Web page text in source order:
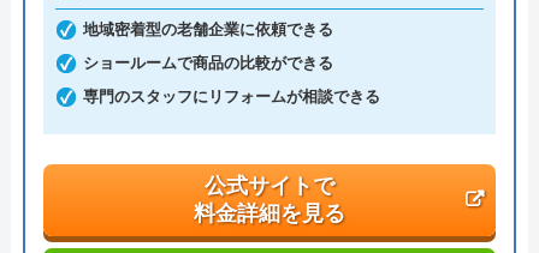
運営会社 株式会社イ―スマイル
代表者 島村禮孝
〒542-0066
大阪府大阪市中央区瓦屋町3丁目7-3 イ
―スマイルビル
地域密着型の老舗企業に依頼できる
ショールームで商品の比較ができる
専門のスタッフにリフォームが相談できる
公式サイトで
料金詳細を見る